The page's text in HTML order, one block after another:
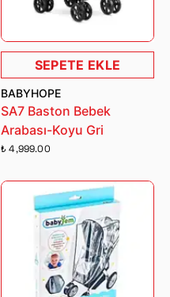
SEPETE EKLE
BABYHOPE
SA7 Baston Bebek
Arabası-Koyu Gri
₺ 4,999.00